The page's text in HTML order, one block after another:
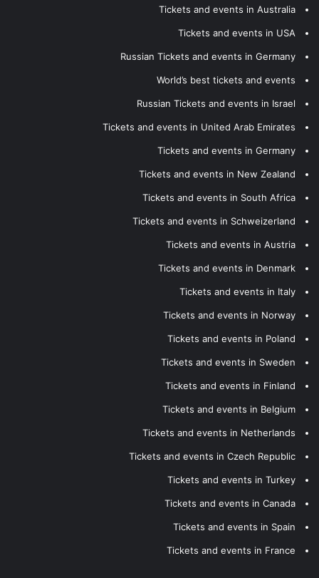
Tickets and events in Australia
Tickets and events in USA
Russian Tickets and events in Germany
World’s best tickets and events
Russian Tickets and events in Israel
Tickets and events in United Arab Emirates
Tickets and events in Germany
Tickets and events in New Zealand
Tickets and events in South Africa
Tickets and events in Schweizerland
Tickets and events in Austria
Tickets and events in Denmark
Tickets and events in Italy
Tickets and events in Norway
Tickets and events in Poland
Tickets and events in Sweden
Tickets and events in Finland
Tickets and events in Belgium
Tickets and events in Netherlands
Tickets and events in Czech Republic
Tickets and events in Turkey
Tickets and events in Canada
Tickets and events in Spain
Tickets and events in France